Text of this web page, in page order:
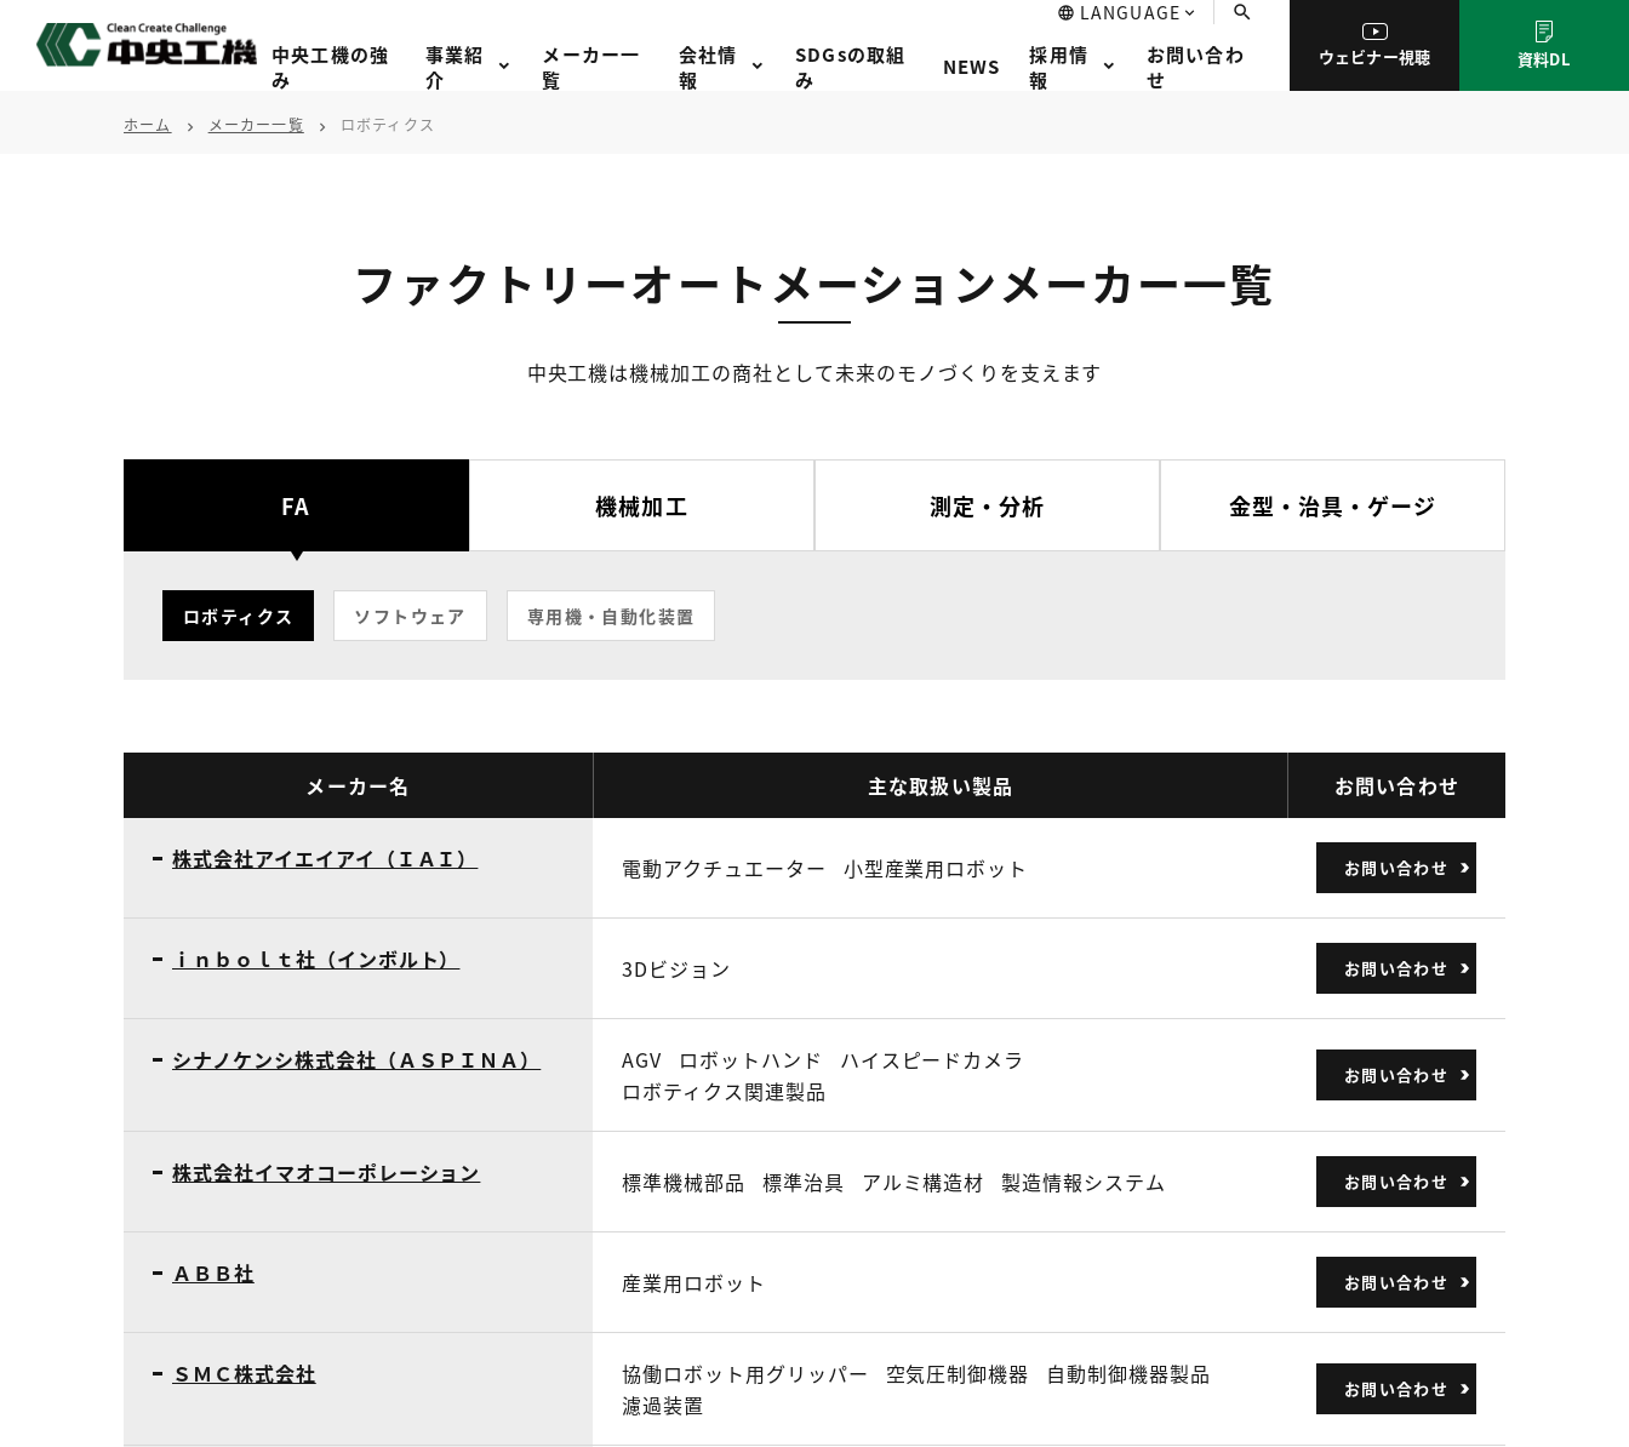
中央工機の強
み
事業紹
介
メーカー一
覧
会社情
報
SDGsの取組
み
NEWS
採用情
報
お問い合わ
せ
ウェビナー視聴 資料DL
ホーム chevron_right メーカー一覧 chevron_right ロボティクス
ファクトリーオートメーションメーカー一覧
中央工機は機械加工の商社として未来のモノづくりを支えます
FA 機械加工 測定・分析 金型・治具・ゲージ
ロボティクス ソフトウェア 専用機・自動化装置
メーカー名 主な取扱い製品 お問い合わせ
株式会社アイエイアイ（ＩＡＩ） 電動アクチュエーター 小型産業用ロボット お問い合わせ
ｉｎｂｏｌｔ社（インボルト） 3Dビジョン お問い合わせ
シナノケンシ株式会社（ＡＳＰＩＮＡ） AGV ロボットハンド
ハイスピードカメラ
ロボティクス関連製品
お問い合わせ
株式会社イマオコーポレーション 標準機械部品 標準治具 アルミ構造材 製造情報システム お問い合わせ
ＡＢＢ社 産業用ロボット お問い合わせ
ＳＭＣ株式会社 協働ロボット用グリッパー 空気圧制御機器
自動制御機器製品
濾過装置
お問い合わせ